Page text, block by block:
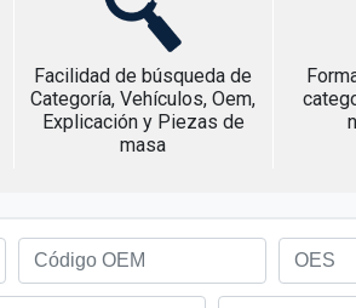
Facilidad de búsqueda de
Categoría, Vehículos, Oem,
Explicación y Piezas de
masa